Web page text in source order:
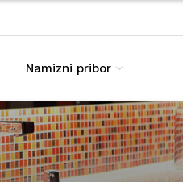
Namizni pribor